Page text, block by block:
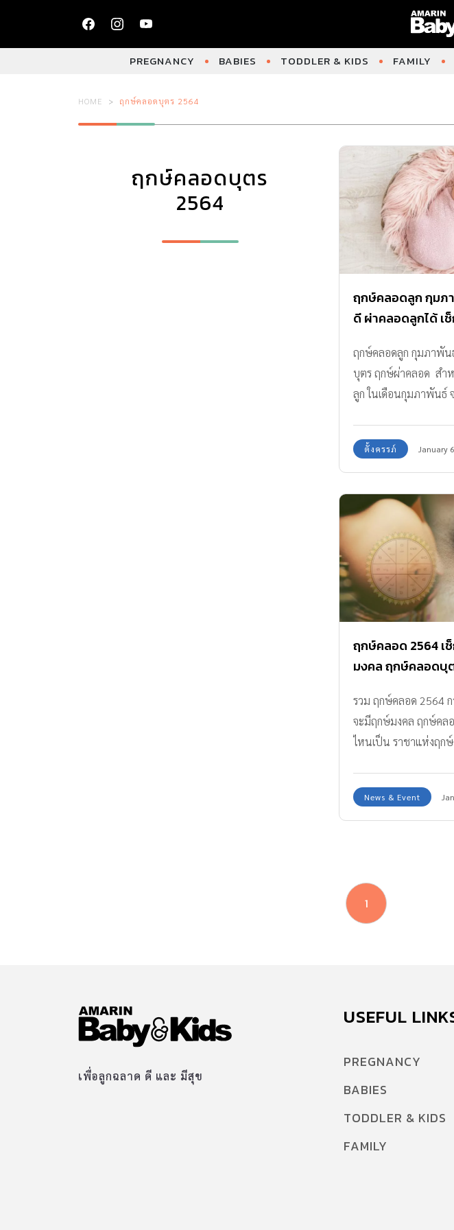
PREGNANCY BABIES TODDLER & KIDS FAMILY
HOME ฤกษ์คลอดบุตร 2564
ฤกษ์คลอดบุตร
2564
ฤกษ์คลอดลูก กุมภ
ดี ผ่าคลอดลูกได้ เ
ฤกษ์คลอดลูก กุมภาพัน
บุตร ฤกษ์ผ่าคลอด สำ
ลูก ในเดือนกุมภาพันธ์
ตั้งครรภ์ January
ฤกษ์คลอด 2564 เ
มงคล ฤกษ์คลอดบุ
รวม ฤกษ์คลอด 2564
จะมีฤกษ์มงคล ฤกษ์คล
ไหนเป็น ราชาแห่งฤก
News & Event
1
เพื่อลูกฉลาด ดี และ มีสุข
USEFUL
PREGNANCY
BABIES
TODDLER & KIDS
FAMILY